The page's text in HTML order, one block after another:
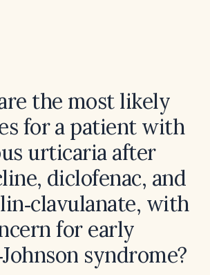
the most likely
for a patient with
urticaria after
diclofenac, and
with
for early
syndrome?